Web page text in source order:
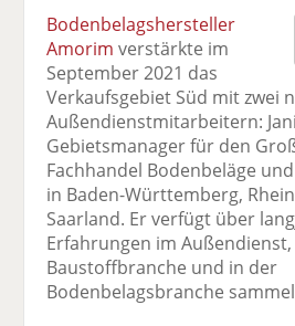
Bodenbelagshersteller
Amorim verstärkte im
September 2021 das
Verkaufsgebiet Süd mit zwei
Außendienstmitarbeitern:
Gebietsmanager für den
Fachhandel Bodenbeläge
in Baden-Württemberg,
Saarland. Er verfügt über
Erfahrungen im
Baustoffbranche und in der
Bodenbelagsbranche